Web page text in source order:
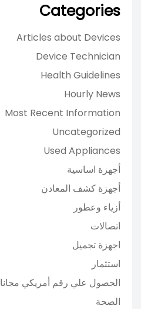
Categories
Articles about Devices
Device Technician
Health Guidelines
Hourly News
Most Recent Information
Uncategorized
Used Appliances
أجهزة اساسية
أجهزة كشف المعادن
أزياء وعطور
اتصالات
اجهزة تجميل
استثمار
الحصول علي رقم أمريكي مجانا
الصحة